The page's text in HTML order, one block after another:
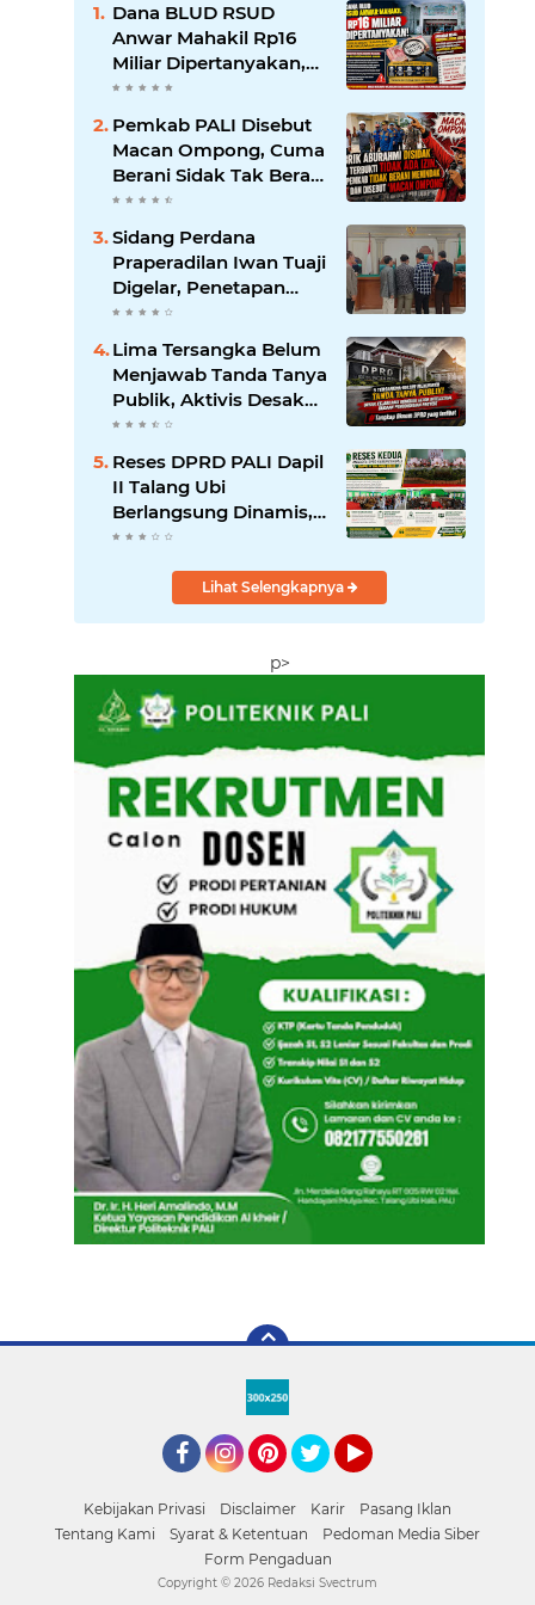
Dana BLUD RSUD
Anwar Mahakil Rp16
Miliar Dipertanyakan,
Publik Desak
Transparansi dan
Pengawasan
Diperketat
Pemkab PALI Disebut
Macan Ompong, Cuma
Berani Sidak Tak Berani
Menindak Perusahaan
Tak Berizin
‎Sidang Perdana
Praperadilan Iwan Tuaji
Digelar, Penetapan
Tersangka hingga
Penyitaan Handphone
Digugat
Lima Tersangka Belum
Menjawab Tanda Tanya
Publik, Aktivis Desak
Kejari PALI Bongkar
Dugaan Pengondisian
‎Reses DPRD PALI Dapil
II Talang Ubi
Berlangsung Dinamis,
Soroti Kondisi Fiskal
Absennya OPD Teknis
Lihat Selengkapnya
p>
Kebijakan Privasi Disclaimer Karir
Pasang Iklan
Tentang Kami
Syarat & Ketentuan
Pedoman Media Siber
Form Pengaduan
Copyright © 2026 Redaksi Svectrum